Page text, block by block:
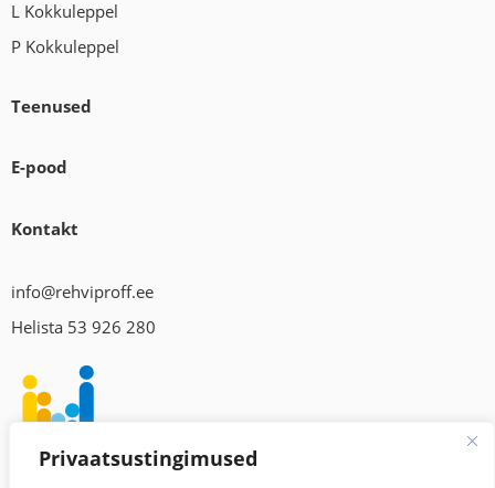
Privaatsustingimused
L Kokkuleppel
P Kokkuleppel
Teenused
E-pood
Kontakt
info@rehviproff.ee
Helista 53 926 280